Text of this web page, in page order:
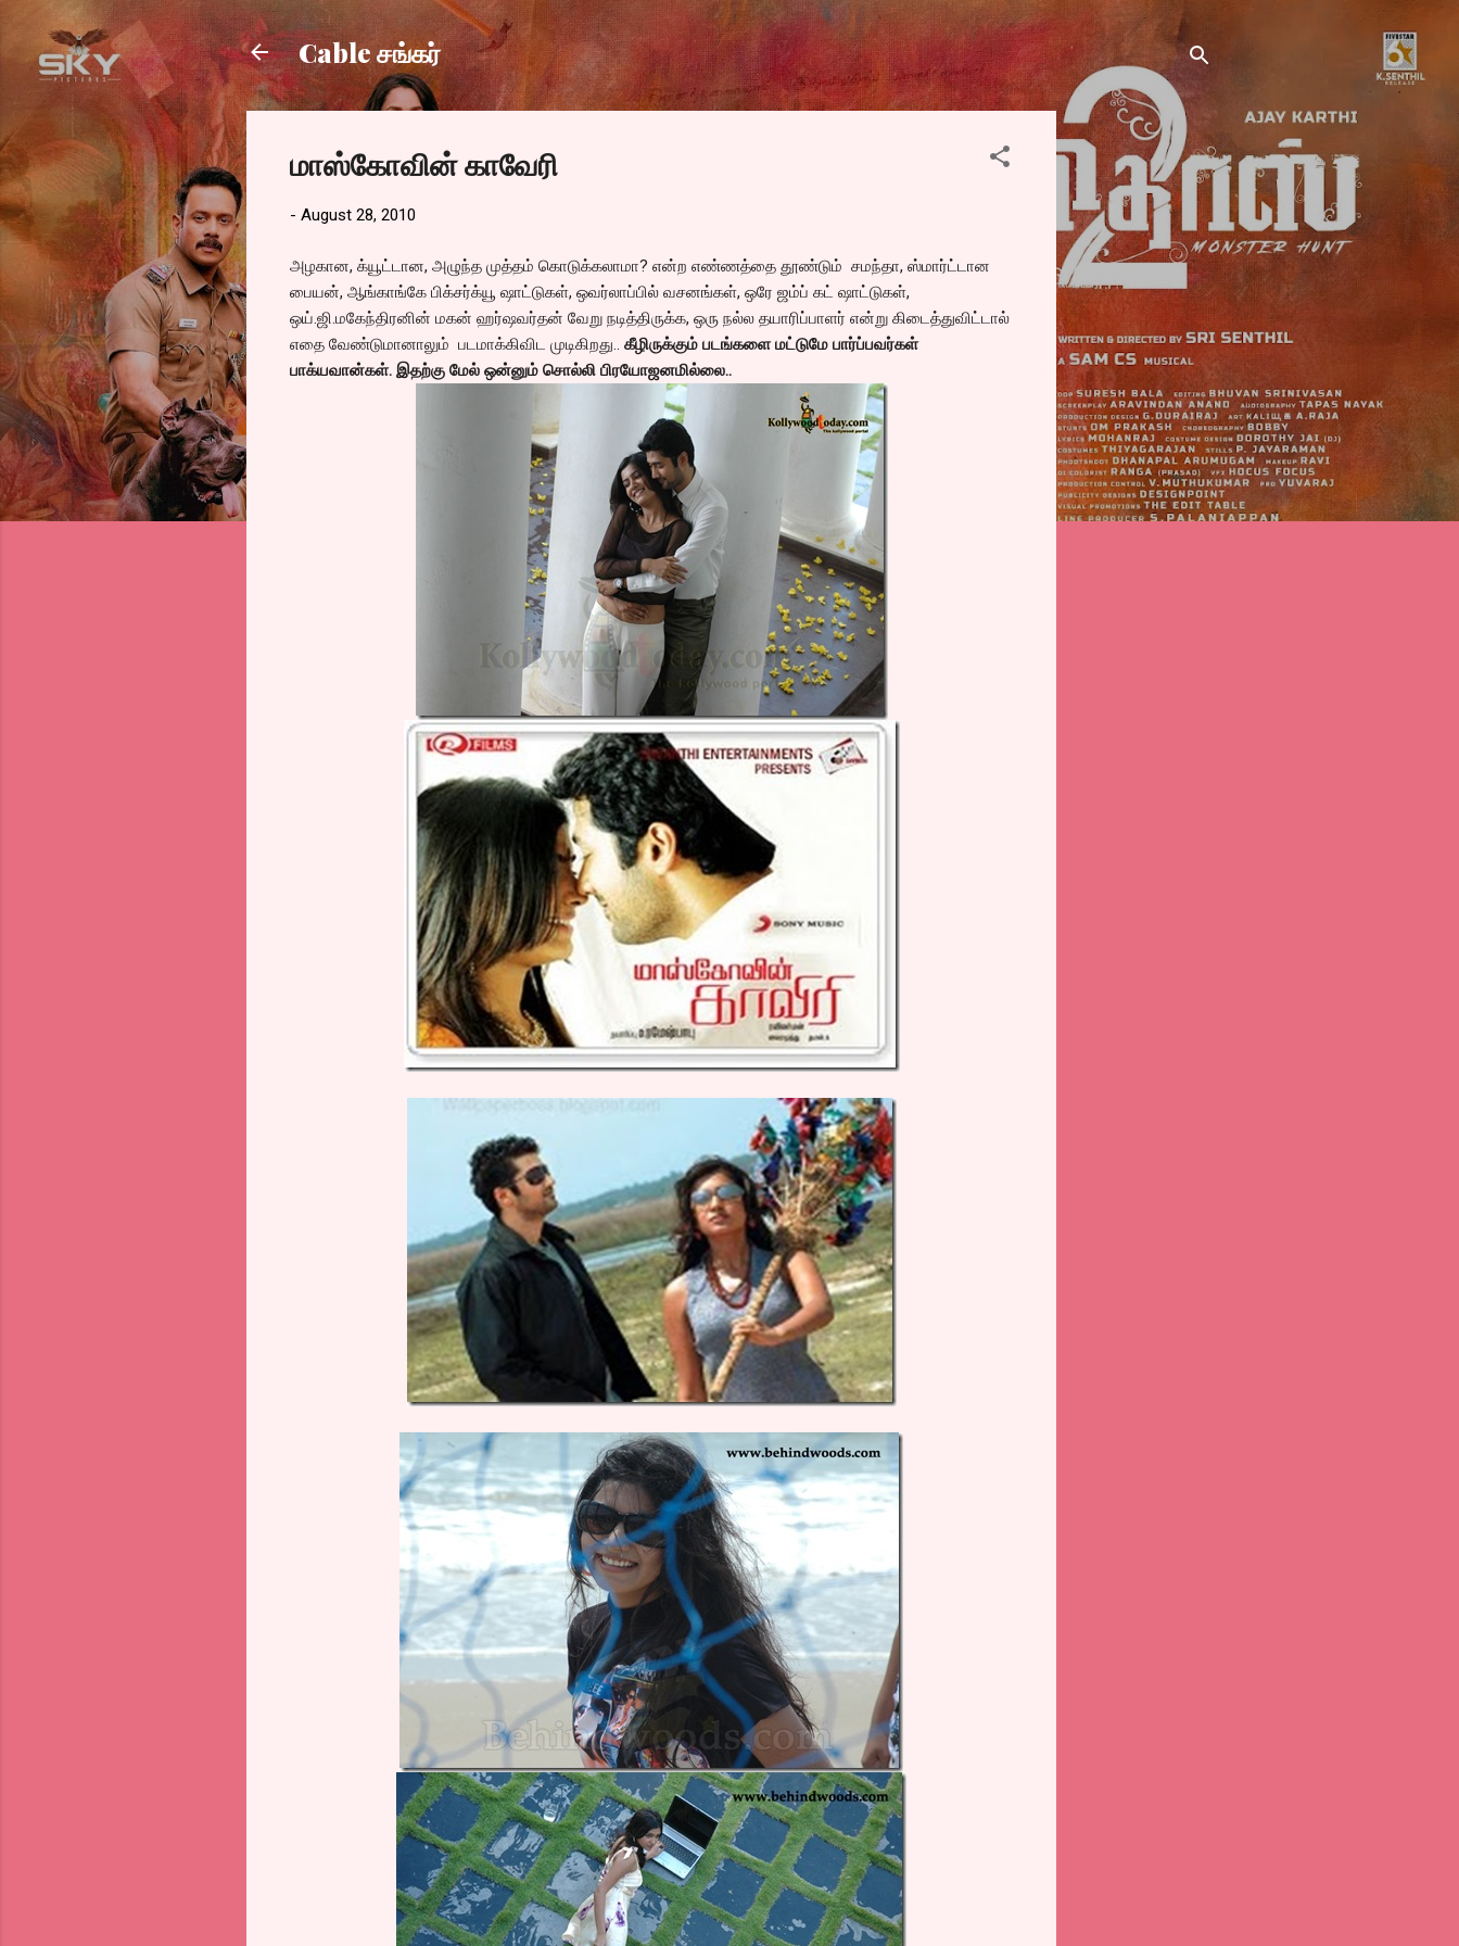
Skip to main content
Cable சங்கர்
மாஸ்கோவின் காவேரி
- August 28, 2010
அழகான, க்யூட்டான, அழுந்த முத்தம் கொடுக்கலாமா? என்ற எண்ணத்தை தூண்டும் சமந்தா, ஸ்மார்ட்டான
பையன், ஆங்காங்கே பிக்சர்க்யூ ஷாட்டுகள், ஒவர்லாப்பில் வசனங்கள், ஒரே ஜம்ப் கட் ஷாட்டுகள்,
ஒய்.ஜி.மகேந்திரனின் மகன் ஹர்ஷவர்தன் வேறு நடித்திருக்க, ஒரு நல்ல தயாரிப்பாளர் என்று கிடைத்துவிட்டால்
எதை வேண்டுமானாலும் படமாக்கிவிட முடிகிறது.. கீழிருக்கும் படங்களை மட்டுமே பார்ப்பவர்கள்
பாக்யவான்கள். இதற்கு மேல் ஒன்னும் சொல்லி பிரயோஜனமில்லை..